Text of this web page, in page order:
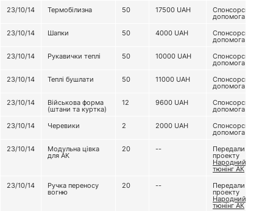
23/10/14
Термобілизна 50 17500 UAH Спонсорська
допомога
23/10/14
Шапки 50 4000 UAH Спонсорська
допомога
23/10/14
Рукавички теплі 50 10000 UAH Спонсорська
допомога
23/10/14
Теплі бушлати 50 11000 UAH Спонсорська
допомога
23/10/14
Військова форма
(штани та куртка)
12 9600 UAH Спонсорська
допомога
23/10/14
Черевики 2 2000 UAH Спонсорська
допомога
23/10/14
Модульна цівка
для АК
20 -- Передали з
проекту
Народний
тюнінг АК
23/10/14
Ручка переносу
вогню
20 -- Передали з
проекту
Народний
тюнінг АК